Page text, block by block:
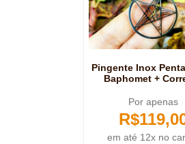
Pingente Inox
Baphomet +
Por apenas
R$
em até 12x no